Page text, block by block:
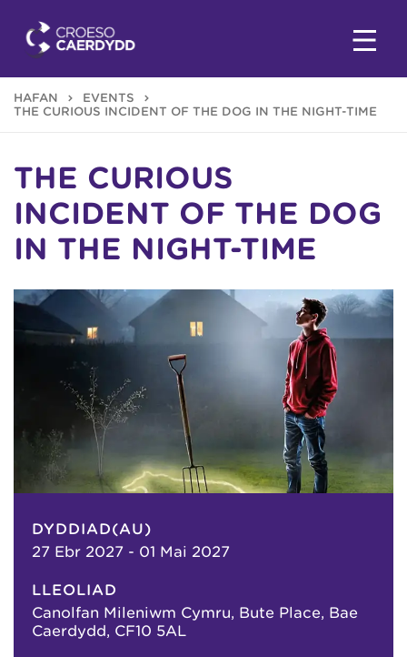
HAFAN
EVENTS
THE CURIOUS INCIDENT OF THE DOG IN THE NIGHT-TIME
THE CURIOUS
INCIDENT OF THE DOG
IN THE NIGHT-TIME
DYDDIAD(AU)
27 Ebr 2027 - 01 Mai 2027
LLEOLIAD
Canolfan Mileniwm Cymru, Bute Place, Bae
Caerdydd, CF10 5AL